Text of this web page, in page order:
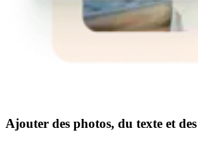
Ajouter des photos, du texte et